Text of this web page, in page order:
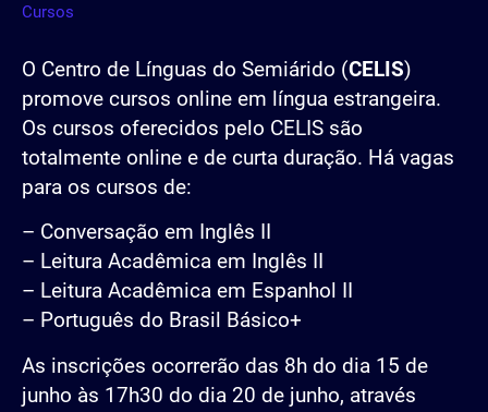
Cursos
O Centro de Línguas do Semiárido (CELIS)
promove cursos online em língua estrangeira.
Os cursos oferecidos pelo CELIS são
totalmente online e de curta duração. Há vagas
para os cursos de:
– Conversação em Inglês II
– Leitura Acadêmica em Inglês II
– Leitura Acadêmica em Espanhol II
– Português do Brasil Básico+
As inscrições ocorrerão das 8h do dia 15 de
junho às 17h30 do dia 20 de junho, através